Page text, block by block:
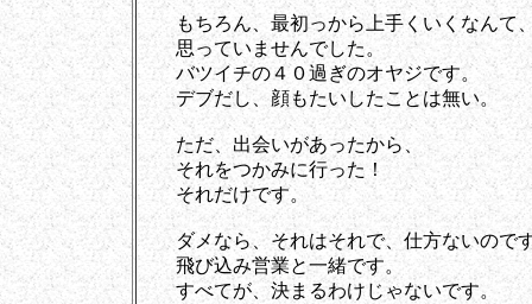
もちろん、最初っから上手くいくなんて
思っていませんでした。
バツイチの４０過ぎのオヤジです。
デブだし、顔もたいしたことは無い。
ただ、出会いがあったから、
それをつかみに行った！
それだけです。
ダメなら、それはそれで、仕方ないので
飛び込み営業と一緒です。
すべてが、決まるわけじゃないです。